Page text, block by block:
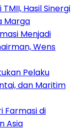
Hasil Sinergi
Marga
Menjadi
Wens
Pelaku
dan Maritim
Farmasi di
Asia